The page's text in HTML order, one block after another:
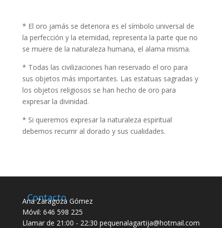
* El oro jamás se deteriora es el símbolo universal de
la perfección y la eternidad, representa la parte que no
se muere de la naturaleza humana, el alama misma.
* Todas las civilizaciones han reservado el oro para
sus objetos más importantes. Las estatuas sagradas y
los objetos religiosos se han hecho de oro para
expresar la divinidad.
* Si queremos expresar la naturaleza espiritual
debemos recurrir al dorado y sus cualidades.
Contacto
Ana Zaragoza Gómez
Móvil: 646 598 225
Llamar de 21:00 - 22:30 pequenalagartija@hotmail.com